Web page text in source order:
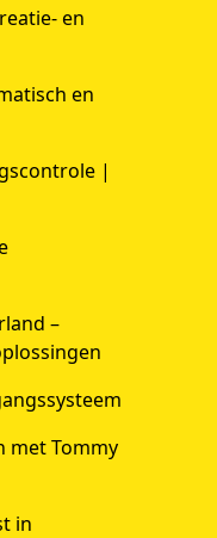
en
en
|
–
met Tommy
in